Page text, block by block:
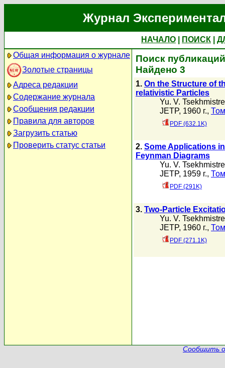
Журнал
НАЧАЛО ПОИСК
Общая информация о журнале
Золотые страницы
Адреса редакции
Содержание журнала
Сообщения редакции
Правила для авторов
Загрузить статью
Проверить статус статьи
Поиск
Найдено 3
1. On the Structure of
relativistic Particles
Yu. V.
JETP, 1960 г.,
PDF (632.1K)
2. Some Applications
Feynman Diagrams
Yu. V.
JETP, 1959 г.,
PDF (291K)
3. Two-Particle
Yu. V.
JETP, 1960 г.,
PDF (271.1K)
Сообщить о